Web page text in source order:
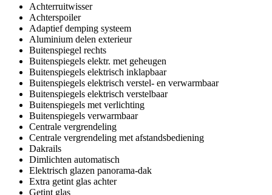
Achterruitwisser
Achterspoiler
Adaptief demping systeem
Aluminium delen exterieur
Buitenspiegel rechts
Buitenspiegels elektr. met geheugen
Buitenspiegels elektrisch inklapbaar
Buitenspiegels elektrisch verstel- en verwarmbaar
Buitenspiegels elektrisch verstelbaar
Buitenspiegels met verlichting
Buitenspiegels verwarmbaar
Centrale vergrendeling
Centrale vergrendeling met afstandsbediening
Dakrails
Dimlichten automatisch
Elektrisch glazen panorama-dak
Extra getint glas achter
Getint glas